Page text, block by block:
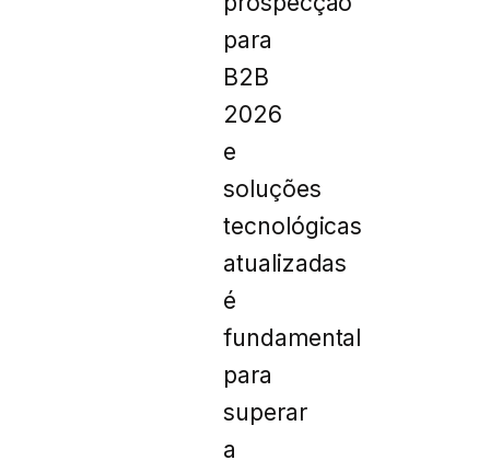
para
B2B
2026
e
soluções
tecnológicas
atualizadas
é
fundamental
para
superar
a